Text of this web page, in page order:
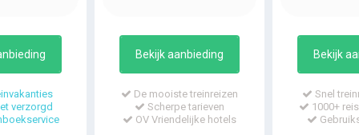
verzorgd
Bekijk aanbieding
De mooiste treinreizen
Scherpe tarieven
OV Vriendelijke hotels
Bekijk
Snel
1000+